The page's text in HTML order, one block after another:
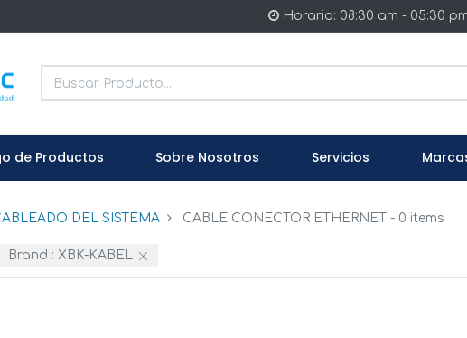
Horario: 08:30 am - 05:30
de Productos Sobre Nosotros Servicios
DEL SISTEMA CABLE CONECTOR ETHERNET- 0 items
Brand : XBK-KABEL